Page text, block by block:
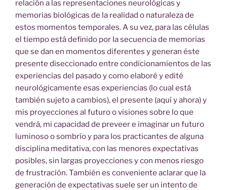
relación a las representaciones neurológicas y
memorias biológicas de la realidad o naturaleza de
estos momentos temporales. A su vez, para las células
el tiempo está definido por la secuencia de memorias
que se dan en momentos diferentes y generan éste
presente diseccionado entre condicionamientos de las
experiencias del pasado y como elaboré y edité
neurológicamente esas experiencias (lo cual está
también sujeto a cambios), el presente (aquí y ahora) y
mis proyecciones al futuro o visiones sobre lo que
vendrá, mi capacidad de preveer e imaginar un futuro
luminoso o sombrío y para los practicantes de alguna
disciplina meditativa, con las menores expectativas
posibles, sin largas proyecciones y con menos riesgo
de frustración. También es conveniente aclarar que la
generación de expectativas suele ser un intento de